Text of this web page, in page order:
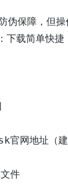
保障，但操
简单快捷，
官网地址（
件